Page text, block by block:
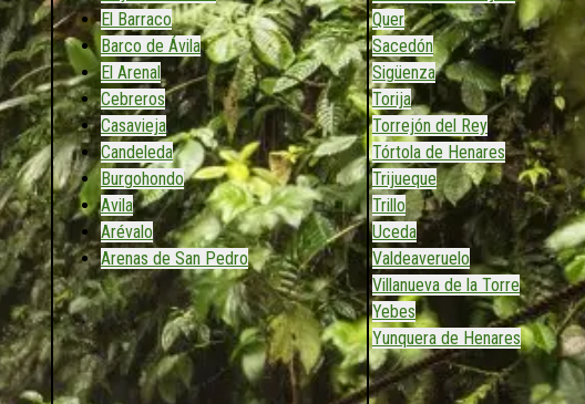
El Barraco
Barco de Ávila
El Arenal
Cebreros
Casavieja
Candeleda
Burgohondo
Avila
Arévalo
Arenas de San Pedro
Quer
Sacedón
Sigüenza
Torija
Torrejón del Rey
Tórtola de Henares
Trijueque
Trillo
Uceda
Valdeaveruelo
Villanueva de la Torre
Yebes
Yunquera de Henares